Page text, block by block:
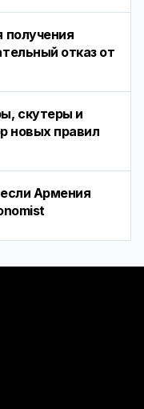
получения
отказ от
скутеры и
новых правил
Армения